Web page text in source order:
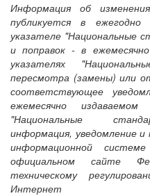
Информация об
публикуется в ежегодно
указателе "Национальные
и поправок - в
указателях
пересмотра (замены) или
соответствующее
ежемесячно издаваемом
"Национальные
информация, уведомление
информационной
официальном сайте
техническому
Интернет